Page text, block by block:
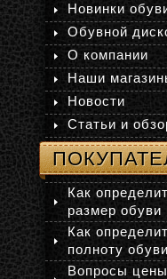
Новинки
Обувной
О компании
Наши
Новости
Статьи и
Как
размер обуви
Как
полноту обуви
Вопросы